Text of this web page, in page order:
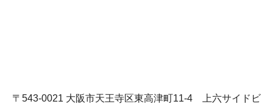
〒543-0021 大阪市天王寺区東高津町11-4 上六サイドビ